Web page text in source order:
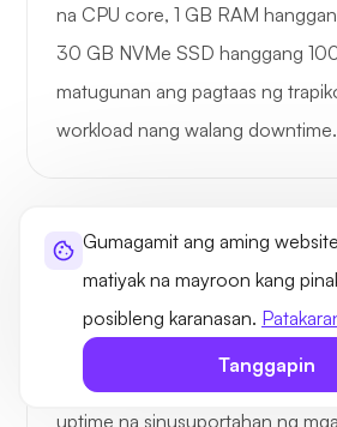
Gumagamit ang aming
matiyak na mayroon kang
posibleng karanasan.
Tanggapin
na CPU core, 1 GB RAM
30 GB NVMe SSD hanggang
matugunan ang pagtaas ng
workload nang walang downtime.
99.99% Garantiya sa
Nag-aalok kami ng
uptime na sinusuportahan ng